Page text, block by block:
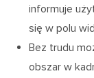
informuje
się w polu
Bez trudu
obszar w